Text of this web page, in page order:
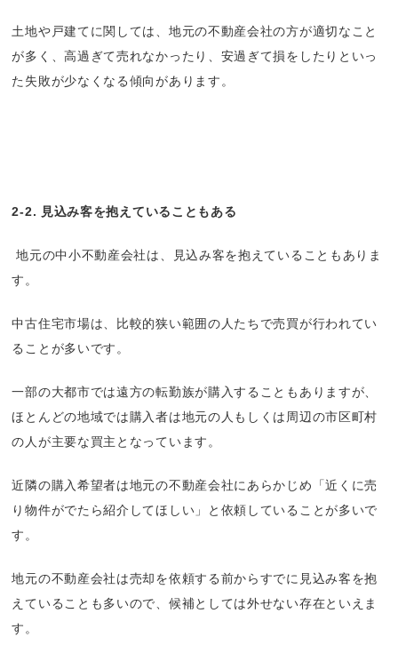
土地や戸建てに関しては、地元の不動産会社の方が適切なこと
が多く、高過ぎて売れなかったり、安過ぎて損をしたりといっ
た失敗が少なくなる傾向があります。
2-2. 見込み客を抱えていることもある
地元の中小不動産会社は、見込み客を抱えていることもありま
す。
中古住宅市場は、比較的狭い範囲の人たちで売買が行われてい
ることが多いです。
一部の大都市では遠方の転勤族が購入することもありますが、
ほとんどの地域では購入者は地元の人もしくは周辺の市区町村
の人が主要な買主となっています。
近隣の購入希望者は地元の不動産会社にあらかじめ「近くに売
り物件がでたら紹介してほしい」と依頼していることが多いで
す。
地元の不動産会社は売却を依頼する前からすでに見込み客を抱
えていることも多いので、候補としては外せない存在といえま
す。